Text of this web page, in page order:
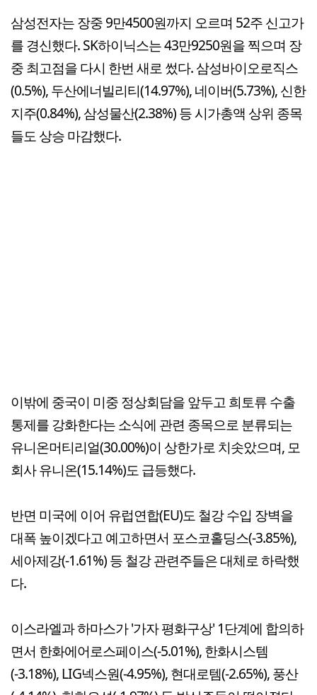
삼성전자는 장중 9만4500원까지 오르며 52주 신고가
를 경신했다. SK하이닉스는 43만9250원을 찍으며 장
중 최고점을 다시 한번 새로 썼다. 삼성바이오로직스
(0.5%), 두산에너빌리티(14.97%), 네이버(5.73%), 신한
지주(0.84%), 삼성물산(2.38%) 등 시가총액 상위 종목
들도 상승 마감했다.
이밖에 중국이 미중 정상회담을 앞두고 희토류 수출
통제를 강화한다는 소식에 관련 종목으로 분류되는
유니온머티리얼(30.00%)이 상한가로 치솟았으며, 모
회사 유니온(15.14%)도 급등했다.
반면 미국에 이어 유럽연합(EU)도 철강 수입 장벽을
대폭 높이겠다고 예고하면서 포스코홀딩스(-3.85%),
세아제강(-1.61%) 등 철강 관련주들은 대체로 하락했
다.
이스라엘과 하마스가 '가자 평화구상' 1단계에 합의하
면서 한화에어로스페이스(-5.01%), 한화시스템
(-3.18%), LIG넥스원(-4.95%), 현대로템(-2.65%), 풍산